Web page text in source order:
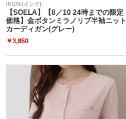
INGNI(イング)
【SOELA】【8／10 24時までの限定
価格】金ボタンミラノリブ半袖ニット
カーディガン(グレー)
￥3,850